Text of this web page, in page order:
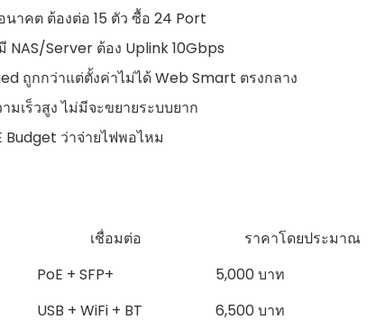
าคต ต้องต่อ 15 ตัว ซื้อ 24 Port
Server ต้อง Uplink 10Gbps
ถูกกว่าแต่ตั้งค่าไม่ได้ Web Smart ตรงกลาง
เร็วสูง ไม่มีจะขยายระบบยาก
Budget ว่าจ่ายไฟพอไหม
เชื่อมต่อ
ราคาโดยประมาณ
PoE + SFP+
5,000 บาท
USB + WiFi + BT
6,500 บาท